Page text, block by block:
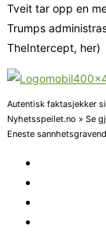
Tveit tar opp en
Trumps
TheIntercept, her)
Autentisk faktasjekker
Nyhetsspeilet.no » Se
Eneste